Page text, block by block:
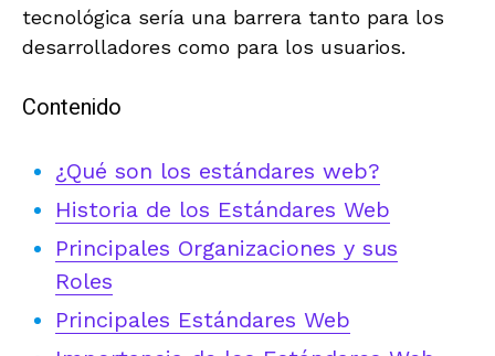
tecnológica sería una barrera tanto para los
desarrolladores como para los usuarios.
Contenido
¿Qué son los estándares web?
Historia de los Estándares Web
Principales Organizaciones y sus
Roles
Principales Estándares Web